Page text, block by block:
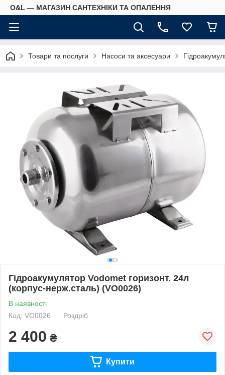
O&L — МАГАЗИН САНТЕХНІКИ ТА ОПАЛЕННЯ
Товари та послуги Насоси та аксесуари
Гідроакумулятор Vodomet горизонт. 24л
(корпус-нерж.сталь) (VO0026)
В наявності
Код: VO0026
Роздріб
2 400 ₴
Купити